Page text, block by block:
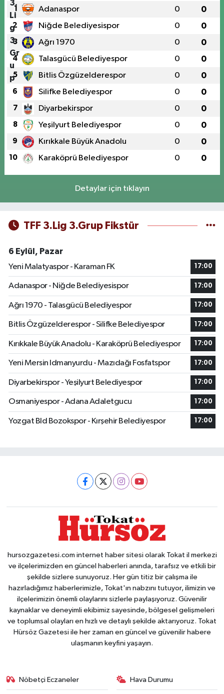
1 Adanaspor 0 0
2 Niğde Belediyesispor 0 0
3 Ağrı 1970 0 0
4 Talasgücü Belediyespor 0 0
5 Bitlis Özgüzelderespor 0 0
6 Silifke Belediyespor 0 0
7 Diyarbekirspor 0 0
8 Yeşilyurt Belediyespor 0 0
9 Kırıkkale Büyük Anadolu 0 0
10 Karaköprü Belediyespor 0 0
Detaylar için tıklayın
TFF 3.Lig 3.Grup Fikstür
6 Eylül, Pazar
Yeni Malatyaspor - Karaman FK
17:00
Adanaspor - Niğde Belediyesispor 17:00
Ağrı 1970 - Talasgücü Belediyespor 17:00
Bitlis Özgüzelderespor - Silifke Belediyespor 17:00
Kırıkkale Büyük Anadolu - Karaköprü Belediyespor 17:00
Yeni Mersin Idmanyurdu - Mazıdağı Fosfatspor 17:00
Diyarbekirspor - Yeşilyurt Belediyespor 17:00
Osmaniyespor - Adana Adaletgucu 17:00
Yozgat Bld Bozokspor - Kırşehir Belediyespor 17:00
hursozgazetesi.com internet haber sitesi olarak Tokat il merkezi
ve ilçelerimizden en güncel haberleri anında, tarafsız ve etkili bir
şekilde sizlere sunuyoruz. Her gün titiz bir çalışma ile
hazırladığımız haberlerimizle, Tokat'ın nabzını tutuyor, ilimizin ve
ilçelerimizin önemli olaylarını sizlerle paylaşıyoruz. Güvenilir
kaynaklar ve deneyimli ekibimiz sayesinde, bölgesel gelişmeleri
ve toplumsal olayları en hızlı ve detaylı şekilde aktarıyoruz. Tokat
Hürsöz Gazetesi ile her zaman en güncel ve güvenilir habere
ulaşmanın keyfini yaşayın.
Nöbetçi Eczaneler Hava Durumu